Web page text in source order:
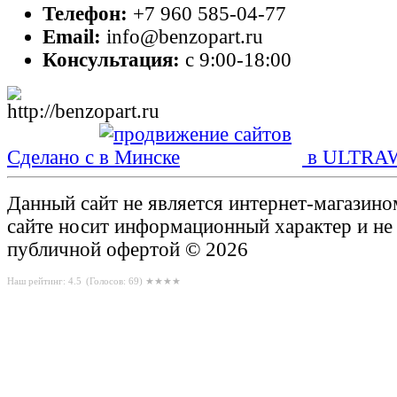
Телефон: +7 960 585-04-77
Email: info@benzopart.ru
Консультация: с 9:00-18:00
Сделано с в
Данный сайт не является интернет-
сайте носит информационный характер и не
публичной офертой © 2026
Наш рейтинг: 4.5 (Голосов: 69) ★★★★